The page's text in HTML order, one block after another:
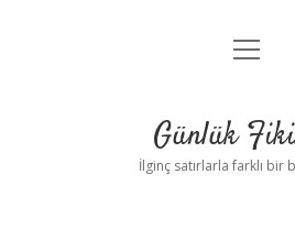
Anasayfa
Yasal Uyarı
menüyü
Günlük
İlginç satırlarla farklı bir